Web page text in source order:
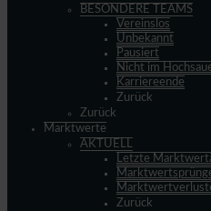
BESONDERE TEAMS
Vereinslos
Unbekannt
Pausiert
Nicht im
Karriereende
Zurück
Zurück
Marktwerte
AKTUELL
Letzte
Zurück